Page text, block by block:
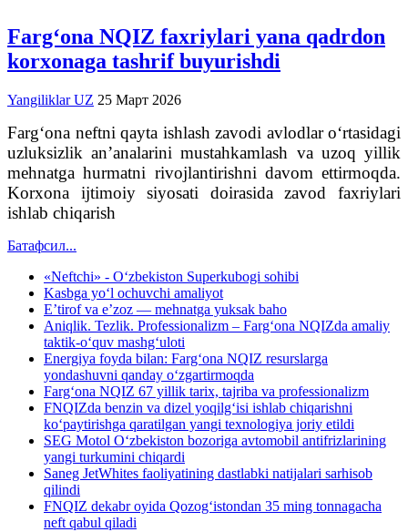
Farg‘ona NQIZ faxriylari yana qadrdon
korxonaga tashrif buyurishdi
Yangiliklar UZ 25 Март 2026
Farg‘ona neftni qayta ishlash zavodi avlodlar o‘rtasidagi
uzluksizlik an’analarini mustahkamlash va uzoq yillik
mehnatga hurmatni rivojlantirishni davom ettirmoqda.
Korxona ijtimoiy siyosati doirasida zavod faxriylari
ishlab chiqarish
Батафсил...
«Neftchi» - O‘zbekiston Superkubogi sohibi
Kasbga yo‘l ochuvchi amaliyot
E’tirof va e’zoz — mehnatga yuksak baho
Aniqlik. Tezlik. Professionalizm – Farg‘ona NQIZda amaliy
taktik-o‘quv mashg‘uloti
Energiya foyda bilan: Farg‘ona NQIZ resurslarga
yondashuvni qanday o‘zgartirmoqda
Farg‘ona NQIZ 67 yillik tarix, tajriba va professionalizm
FNQIZda benzin va dizel yoqilg‘isi ishlab chiqarishni
ko‘paytirishga qaratilgan yangi texnologiya joriy etildi
SEG Motol O‘zbekiston bozoriga avtomobil antifrizlarining
yangi turkumini chiqardi
Saneg JetWhites faoliyatining dastlabki natijalari sarhisob
qilindi
FNQIZ dekabr oyida Qozog‘istondan 35 ming tonnagacha
neft qabul qiladi